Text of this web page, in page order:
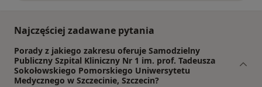
Najczęściej zadawane pytania
Porady z jakiego zakresu oferuje Samodzielny
Publiczny Szpital Kliniczny Nr 1 im. prof. Tadeusza
Sokołowskiego Pomorskiego Uniwersytetu
Medycznego w Szczecinie, Szczecin?